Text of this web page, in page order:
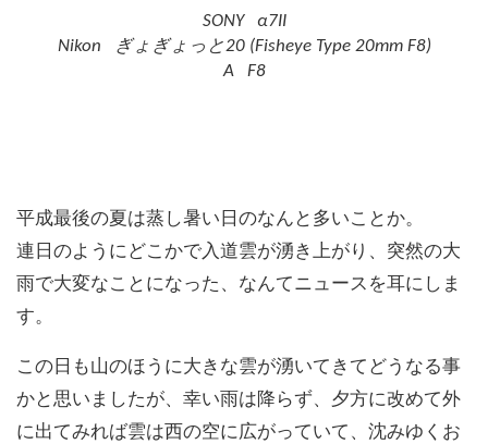
SONY α7II
Nikon ぎょぎょっと20 (Fisheye Type 20mm F8)
A F8
平成最後の夏は蒸し暑い日のなんと多いことか。
連日のようにどこかで入道雲が湧き上がり、突然の大
雨で大変なことになった、なんてニュースを耳にしま
す。
この日も山のほうに大きな雲が湧いてきてどうなる事
かと思いましたが、幸い雨は降らず、夕方に改めて外
に出てみれば雲は西の空に広がっていて、沈みゆくお